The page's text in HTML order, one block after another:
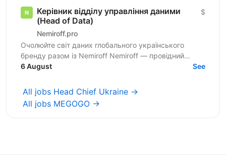
Керівник відділу управління даними
(Head of Data)
Nemiroff.pro
$
Очолюйте світ даних глобального українського
бренду разом із Nemiroff Nemiroff — провідний
український виробник горілки з історією понад 150
6 August See
All jobs Head Chief Ukraine →
All jobs MEGOGO →